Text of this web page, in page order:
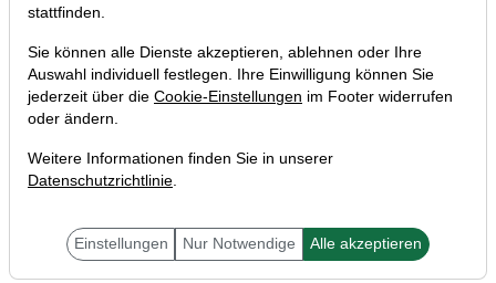
stattfinden.
Sie können alle Dienste akzeptieren, ablehnen oder Ihre
Auswahl individuell festlegen. Ihre Einwilligung können Sie
jederzeit über die Cookie-Einstellungen im Footer widerrufen
oder ändern.
Weitere Informationen finden Sie in unserer
Datenschutzrichtlinie.
Einstellungen Nur Notwendige Alle akzeptieren